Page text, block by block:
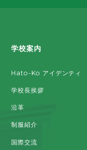
学校案内
Hato-Ko アイデンティ
学校長挨拶
沿革
制服紹介
国際交流